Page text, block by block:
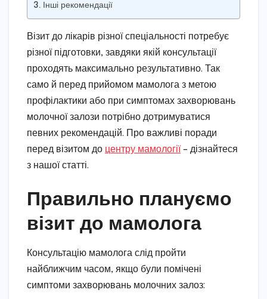
Інші рекомендації
Візит до лікарів різної спеціальності потребує
різної підготовки, завдяки якій консультації
проходять максимально результативно. Так
само й перед прийомом мамолога з метою
профілактики або при симптомах захворювань
молочної залози потрібно дотримуватися
певних рекомендацій. Про важливі поради
перед візитом до центру мамології– дізнайтеся
з нашої статті.
Правильно плануємо
візит до мамолога
Консультацію мамолога слід пройти
найближчим часом, якщо були помічені
симптоми захворювань молочних залоз: